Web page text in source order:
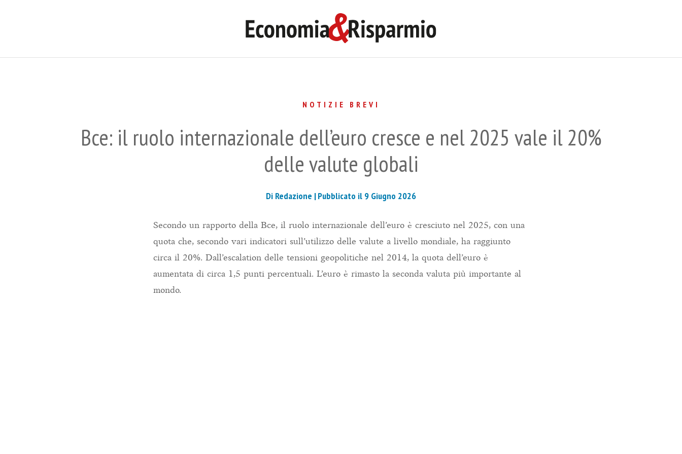
NOTIZIE BREVI
Bce: il ruolo internazionale dell’euro cresce e nel 2025 vale il 20%
delle valute globali
Di Redazione |Pubblicato il 9 Giugno 2026
Secondo un rapporto della Bce, il ruolo internazionale dell’euro è cresciuto nel 2025, con una
quota che, secondo vari indicatori sull’utilizzo delle valute a livello mondiale, ha raggiunto
circa il 20%. Dall’escalation delle tensioni geopolitiche nel 2014, la quota dell’euro è
aumentata di circa 1,5 punti percentuali. L’euro è rimasto la seconda valuta più importante al
mondo.